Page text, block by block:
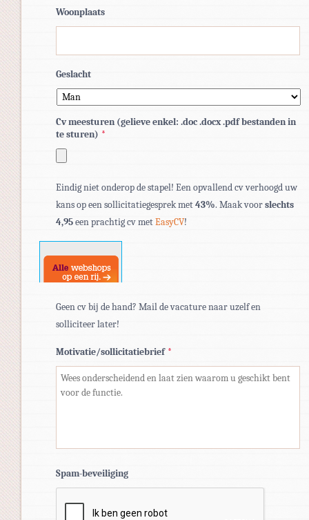
Woonplaats
Geslacht
Cv meesturen (gelieve enkel: .doc .docx .pdf bestanden in
te sturen) *
bestandstypen:
pdf,
doc,
docx.
Eindig niet onderop de stapel! Een opvallend cv verhoogd uw
kans op een sollicitatiegesprek met43%. Maak voorslechts
4,95een prachtig cv metEasyCV!
Geen cv bij de hand? Mail de vacature naar uzelf en
solliciteer later!
Motivatie/sollicitatiebrief *
Spam-beveiliging